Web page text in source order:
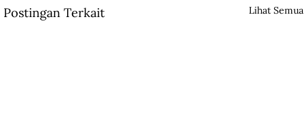
Postingan Terkait Lihat Semua